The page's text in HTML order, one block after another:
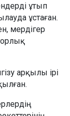
ұтып
ұстаған.
мердігер
арқылы ірі